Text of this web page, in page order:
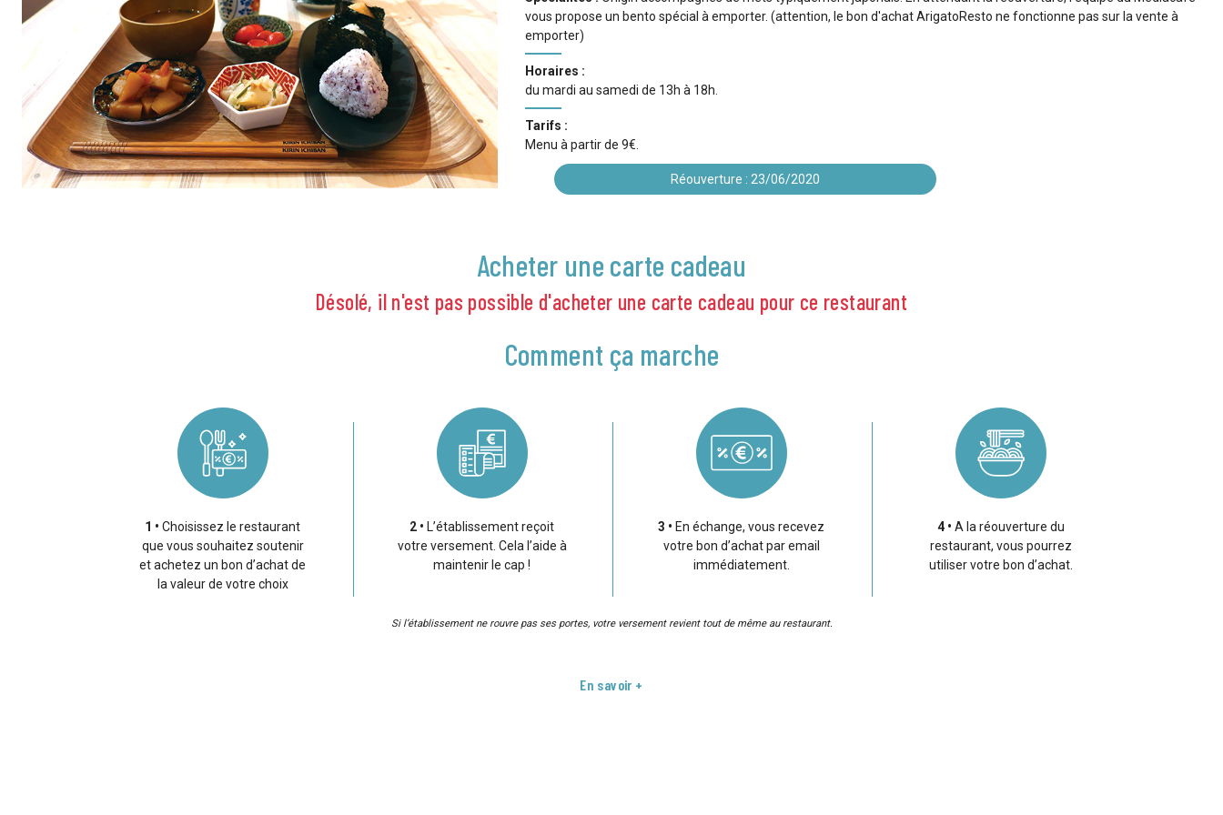
vous propose un bento spécial à emporter. (attention, le bon d'achat ArigatoResto ne fonctionne pas sur la vente à
emporter)
Horaires :
du mardi au samedi de 13h à 18h.
Tarifs :
Menu à partir de 9€.
Réouverture : 23/06/2020
Acheter une carte cadeau
Désolé, il n'est pas possible d'acheter une carte cadeau pour ce restaurant
Comment ça marche
1
Choisissez le restaurant
que vous souhaitez soutenir
et achetez un bon d’achat de
la valeur de votre choix
2
L’établissement reçoit
votre versement. Cela l’aide à
maintenir le cap !
3
En échange, vous recevez
votre bon d’achat par email
immédiatement.
4
A la réouverture du
restaurant, vous pourrez
utiliser votre bon d’achat.
Si l’établissement ne rouvre pas ses portes, votre versement revient tout de même au restaurant.
En savoir +